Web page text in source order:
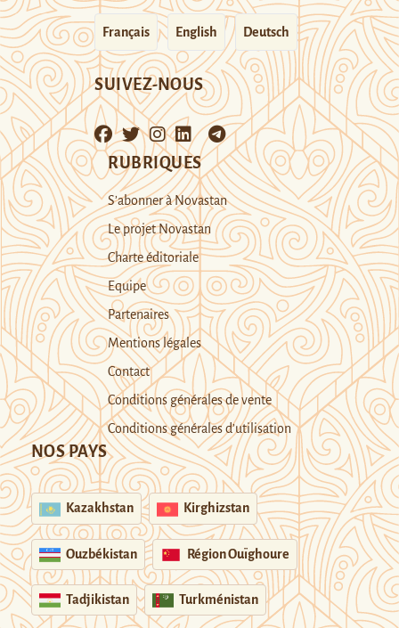
Français English Deutsch
SUIVEZ-NOUS
RUBRIQUES
S’abonner à Novastan
Le projet Novastan
Charte éditoriale
Equipe
Partenaires
Mentions légales
Contact
Conditions générales de vente
Conditions générales d’utilisation
NOS PAYS
Kazakhstan Kirghizstan
Ouzbékistan Région Ouïghoure
Tadjikistan Turkménistan